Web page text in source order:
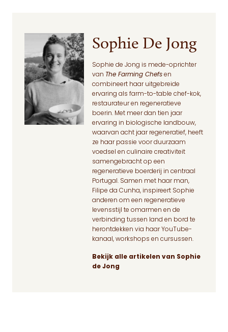
Sophie De Jong
Sophie de Jong is mede-oprichter
van The Farming Chefs en
combineert haar uitgebreide
ervaring als farm-to-table chef-kok,
restaurateur en regeneratieve
boerin. Met meer dan tien jaar
ervaring in biologische landbouw,
waarvan acht jaar regeneratief, heeft
ze haar passie voor duurzaam
voedsel en culinaire creativiteit
samengebracht op een
regeneratieve boerderij in centraal
Portugal. Samen met haar man,
Filipe da Cunha, inspireert Sophie
anderen om een regeneratieve
levensstijl te omarmen en de
verbinding tussen land en bord te
herontdekken via haar YouTube-
kanaal, workshops en cursussen.
Bekijk alle artikelen van Sophie
de Jong